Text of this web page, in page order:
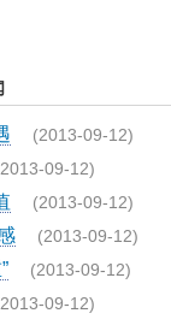
(2013-09-12)
09-12)
(2013-09-12)
(2013-09-12)
(2013-09-12)
09-12)